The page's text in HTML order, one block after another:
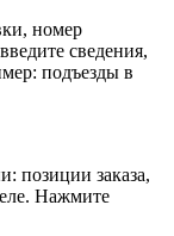
номер
сведения,
подъезды в
позиции заказа,
Нажмите